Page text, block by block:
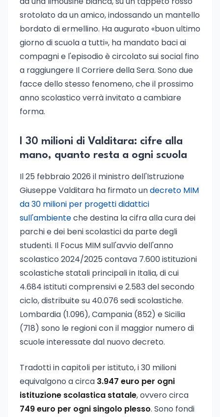
srotolato da un amico, indossando un mantello
bordato di ermellino. Ha augurato «buon ultimo
giorno di scuola a tutti», ha mandato baci ai
compagni e l'episodio è circolato sui social fino
a raggiungere Il Corriere della Sera. Sono due
facce dello stesso fenomeno, che il prossimo
anno scolastico verrà invitato a cambiare
forma.
I 30 milioni di Valditara: cifre alla
mano, quanto resta a ogni scuola
Il 25 febbraio 2026 il ministro dell'Istruzione
Giuseppe Valditara ha firmato undecreto MIM
da 30 milioni per progetti didattici
sull'ambienteche destina la cifra alla cura dei
parchi e dei beni scolastici da parte degli
studenti. Il Focus MIM sull'avvio dell'anno
scolastico 2024/2025 contava 7.600 istituzioni
scolastiche statali principali in Italia, di cui
4.684 istituti comprensivi e 2.583 del secondo
ciclo, distribuite su 40.076 sedi scolastiche.
Lombardia (1.096), Campania (852) e Sicilia
(718) sono le regioni con il maggior numero di
scuole interessate dal nuovo decreto.
Tradotti in capitoli per istituto, i 30 milioni
equivalgono a circa 3.947 euro per ogni
istituzione scolastica statale, ovvero circa
749 euro per ogni singolo plesso. Sono fondi